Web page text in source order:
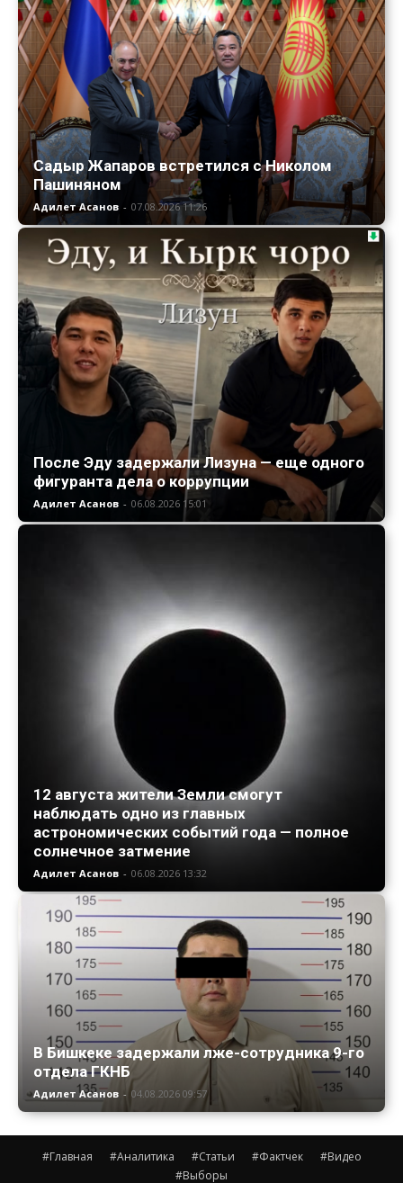
Садыр Жапаров встретился с Николом
Пашиняном
Адилет Асанов - 07.08.2026 11:26
После Эду задержали Лизуна — еще одного
фигуранта дела о коррупции
Адилет Асанов - 06.08.2026 15:01
12 августа жители Земли смогут
наблюдать одно из главных
астрономических событий года — полное
солнечное затмение
Адилет Асанов - 06.08.2026 13:32
В Бишкеке задержали лже-сотрудника 9-го
отдела ГКНБ
Адилет Асанов - 04.08.2026 09:57
#Главная #Аналитика #Статьи #Фактчек
#Видео
#Выборы